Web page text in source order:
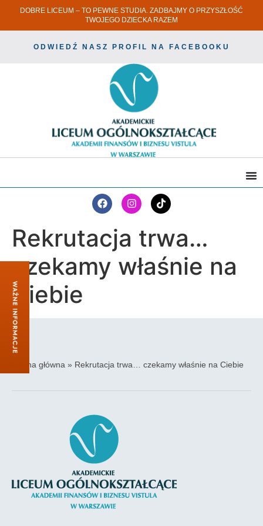
DOBRE LICEUM – TO PEWNE STUDIA. ZADBAJMY O PRZYSZŁOŚĆ
TWOJEGO DZIECKA RAZEM
ODWIEDŹ NASZ PROFIL NA FACEBOOKU
Rekrutacja trwa…
czekamy właśnie na
Ciebie
Strona główna » Rekrutacja trwa… czekamy właśnie na Ciebie